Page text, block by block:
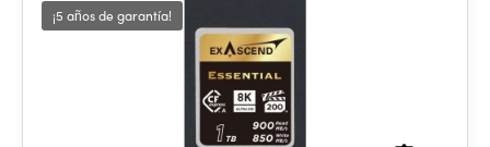
¡5 años de garantía!